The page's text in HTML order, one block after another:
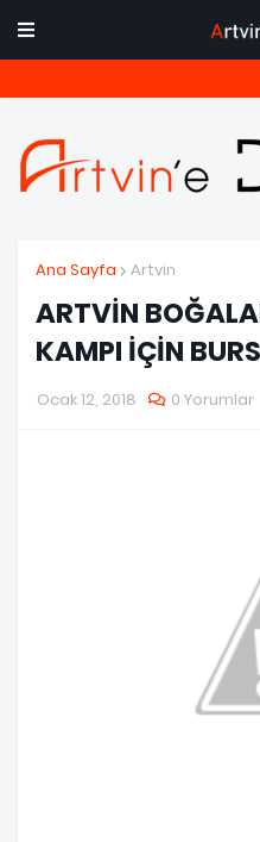
Ana Sayfa Artvin
ARTVİN
KAMPI İÇİN
Ocak 12, 2018 0 Yorumlar